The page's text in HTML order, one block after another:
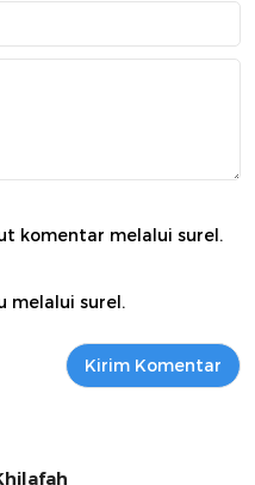
komentar melalui surel.
melalui surel.